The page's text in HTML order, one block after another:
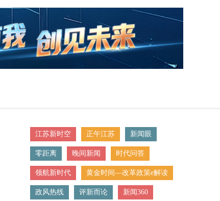
江苏新时空 正午江苏 新闻眼
零距离 晚间新闻 时代问答
领航新时代 黄金时间—改革政策e解读
政风热线 评新而论 新闻360